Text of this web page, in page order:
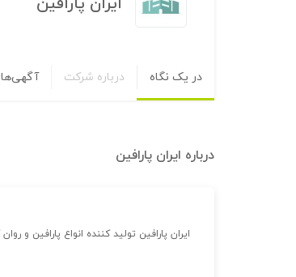
در یک نگاه درباره شرکت
درباره ایران پارافین
ایران پارافین تولید کننده انواع پارافین و